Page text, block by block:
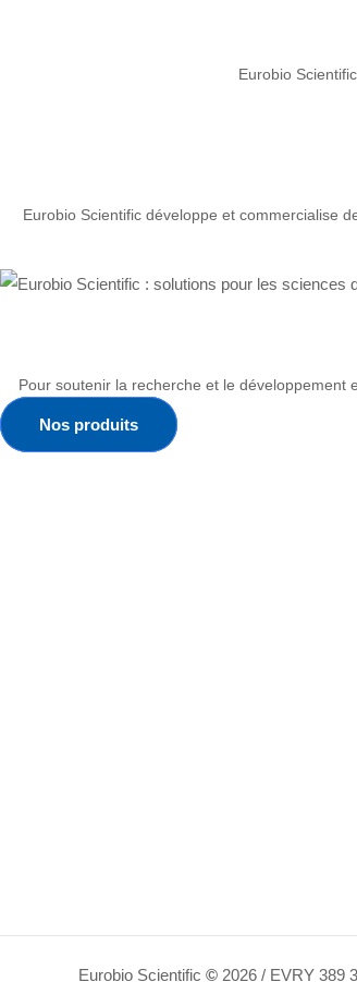
Eurobio
Eurobio Scientific développe et commercialise
Pour soutenir la recherche et le développement
Nos produits
Eurobio Scientific © 2026 / EVRY 389